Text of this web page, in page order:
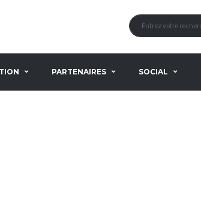
PARTENAIRES SOCIAL